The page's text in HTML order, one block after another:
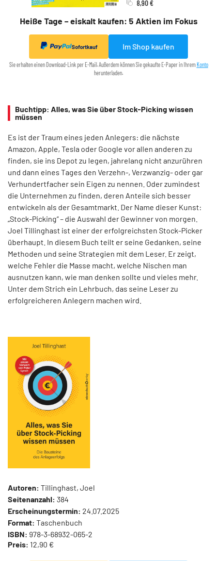
Heiße Tage – eiskalt kaufen: 5 Aktien im Fokus
8,90 €
Sofortkauf Im Shop kaufen
Sie erhalten einen Download-Link per E-Mail. Außerdem können Sie gekaufte E-Paper in Ihrem Konto
herunterladen.
Buchtipp: Alles, was Sie über Stock-Picking wissen
müssen
Es ist der Traum eines jeden Anlegers: die nächste
Amazon, Apple, Tesla oder Google vor allen anderen zu
finden, sie ins Depot zu legen, jahrelang nicht anzurühren
und dann eines Tages den Verzehn-, Verzwanzig- oder gar
Verhundertfacher sein Eigen zu nennen. Oder zumindest
die Unternehmen zu finden, deren Anteile sich besser
entwickeln als der Gesamtmarkt. Der Name dieser Kunst:
„Stock-Picking“ – die Auswahl der Gewinner von morgen.
Joel Tillinghast ist einer der erfolgreichsten Stock-Picker
überhaupt. In diesem Buch teilt er seine Gedanken, seine
Methoden und seine Strategien mit dem Leser. Er zeigt,
welche Fehler die Masse macht, welche Nischen man
ausnutzen kann, wie man denken sollte und vieles mehr.
Unter dem Strich ein Lehrbuch, das seine Leser zu
erfolgreicheren Anlegern machen wird.
Autoren: Tillinghast, Joel
Seitenanzahl: 384
Erscheinungstermin: 24.07.2025
Format: Taschenbuch
ISBN: 978-3-68932-065-2
Preis: 12,90 €